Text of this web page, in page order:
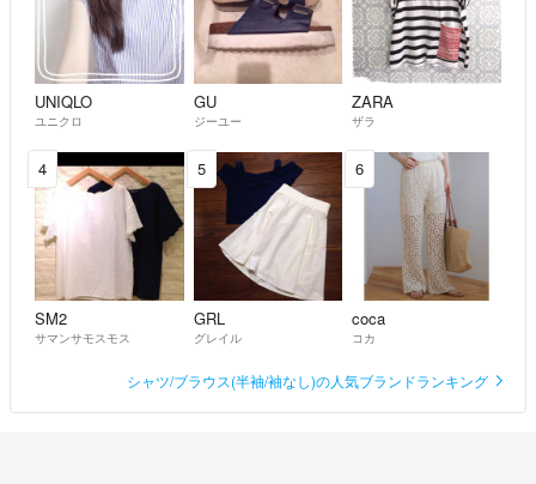
- 約3年前
UNIQLO
ユニクロ
GU
ジーユー
ZARA
ザラ
4
SM2
サマンサモスモス
5
GRL
グレイル
6
coca
コカ
シャツ/ブラウス(半袖/袖なし)の人気ブランドランキング